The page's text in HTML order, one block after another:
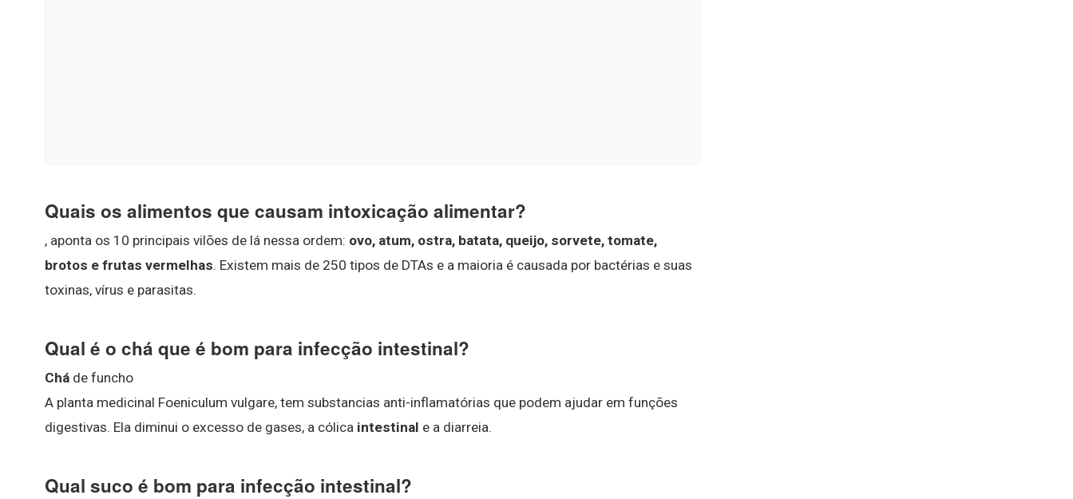
Quais os alimentos que causam intoxicação alimentar?
, aponta os 10 principais vilões de lá nessa ordem: ovo, atum, ostra, batata, queijo, sorvete, tomate,
brotos e frutas vermelhas. Existem mais de 250 tipos de DTAs e a maioria é causada por bactérias e suas
toxinas, vírus e parasitas.
Qual é o chá que é bom para infecção intestinal?
Chá de funcho
A planta medicinal Foeniculum vulgare, tem substancias anti-inflamatórias que podem ajudar em funções
digestivas. Ela diminui o excesso de gases, a cólica intestinal e a diarreia.
Qual suco é bom para infecção intestinal?